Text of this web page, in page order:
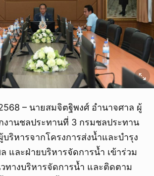
– นายสมจิตฐิพงศ์ อำนาจศาล ผู้
งานชลประทานที่ 3 กรมชลประทาน
ริหารจากโครงการส่งน้ำและบำรุง
และฝ่ายบริหารจัดการน้ำ เข้าร่วม
ทางบริหารจัดการน้ำ และติดตาม